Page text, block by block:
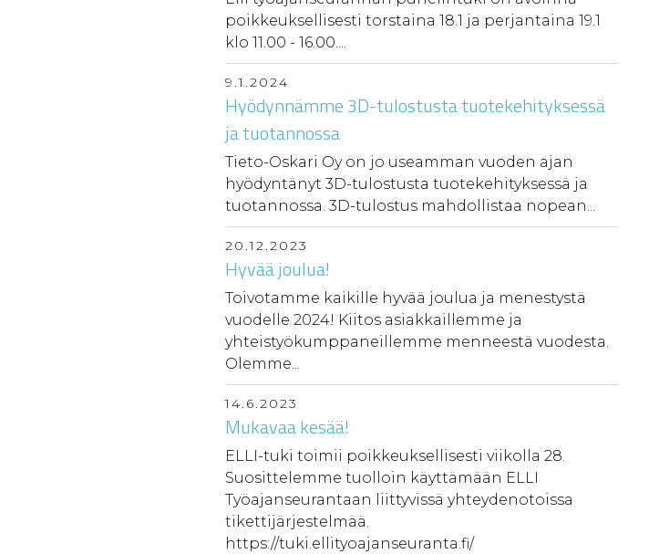
poikkeuksellisesti torstaina 18.1 ja perjantaina 19.1
klo 11.00 - 16.00....
9.1.2024
Hyödynnämme 3D-tulostusta tuotekehityksessä
ja tuotannossa
Tieto-Oskari Oy on jo useamman vuoden ajan
hyödyntänyt 3D-tulostusta tuotekehityksessä ja
tuotannossa. 3D-tulostus mahdollistaa nopean...
20.12.2023
Hyvää joulua!
Toivotamme kaikille hyvää joulua ja menestystä
vuodelle 2024! Kiitos asiakkaillemme ja
yhteistyökumppaneillemme menneestä vuodesta.
Olemme...
14.6.2023
Mukavaa kesää!
ELLI-tuki toimii poikkeuksellisesti viikolla 28.
Suosittelemme tuolloin käyttämään ELLI
Työajanseurantaan liittyvissä yhteydenotoissa
tikettijärjestelmää.
https://tuki.ellityoajanseuranta.fi/